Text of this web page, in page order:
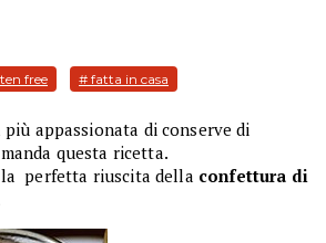
free # fatta in casa
più appassionata di conserve di
questa ricetta.
perfetta riuscita della confettura di